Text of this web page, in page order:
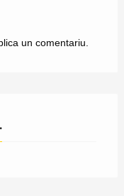
un comentariu.